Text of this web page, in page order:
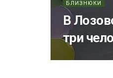
БЛИЗНЮКИ
В
три